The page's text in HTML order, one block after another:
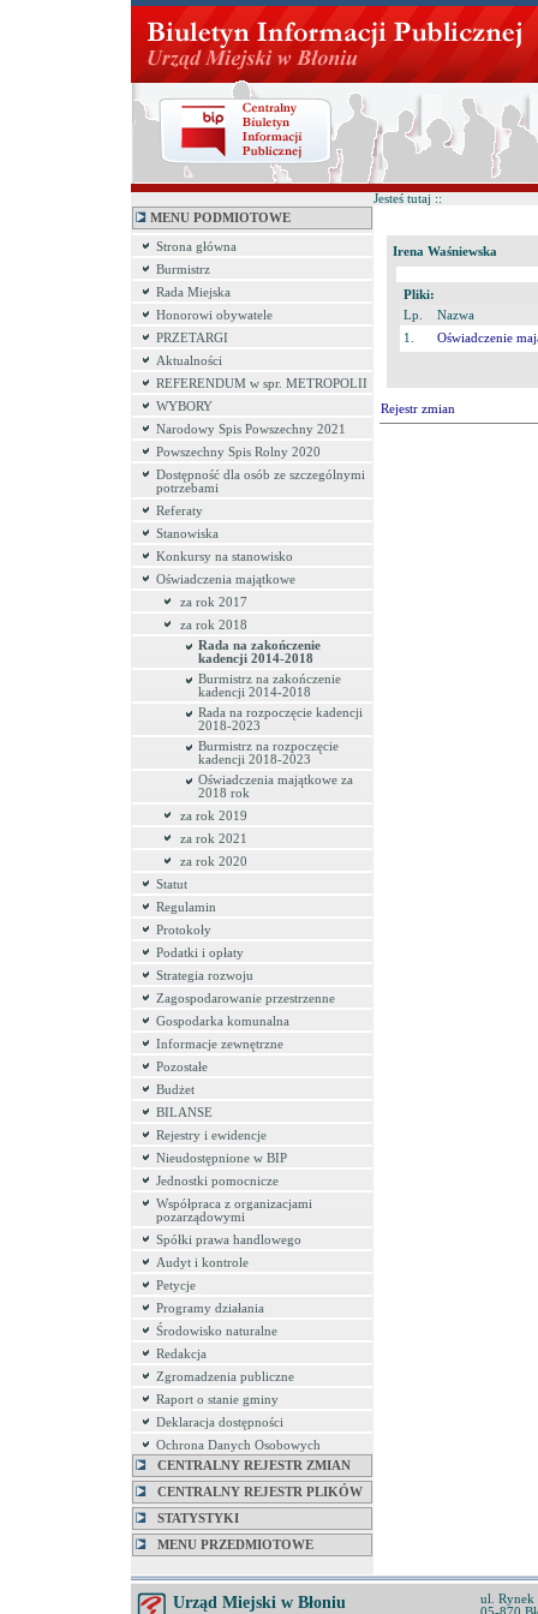
MENU PODMIOTOWE
Strona główna
Burmistrz
Rada Miejska
Honorowi obywatele
PRZETARGI
Aktualności
REFERENDUM w spr. METROPOLII
WYBORY
Narodowy Spis Powszechny 2021
Powszechny Spis Rolny 2020
Dostępność dla osób ze szczególnymi
potrzebami
Referaty
Stanowiska
Konkursy na stanowisko
Oświadczenia majątkowe
za rok 2017
za rok 2018
Rada na zakończenie
kadencji 2014-2018
Burmistrz na zakończenie
kadencji 2014-2018
Rada na rozpoczęcie kadencji
2018-2023
Burmistrz na rozpoczęcie
kadencji 2018-2023
Oświadczenia majątkowe za
2018 rok
za rok 2019
za rok 2021
za rok 2020
Statut
Regulamin
Protokoły
Podatki i opłaty
Strategia rozwoju
Zagospodarowanie przestrzenne
Gospodarka komunalna
Informacje zewnętrzne
Pozostałe
Budżet
BILANSE
Rejestry i ewidencje
Nieudostępnione w BIP
Jednostki pomocnicze
Współpraca z organizacjami
pozarządowymi
Spółki prawa handlowego
Audyt i kontrole
Petycje
Programy działania
Środowisko naturalne
Redakcja
Zgromadzenia publiczne
Raport o stanie gminy
Deklaracja dostępności
Ochrona Danych Osobowych
CENTRALNY REJESTR ZMIAN
CENTRALNY REJESTR PLIKÓW
STATYSTYKI
MENU PRZEDMIOTOWE
Jesteś tutaj ::
Irena Waśniewska
Pliki:
Lp.
Nazwa
1.
Oświadczenie
Rejestr zmian
Urząd Miejski w Błoniu
ul. Rynek